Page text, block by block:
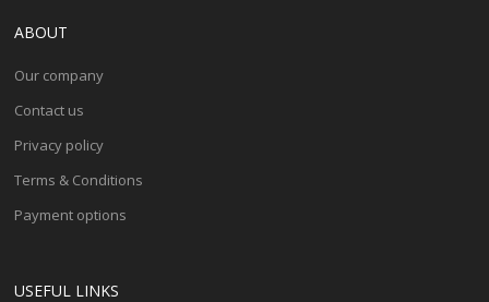
ABOUT
Our company
Contact us
Privacy policy
Terms & Conditions
Payment options
USEFUL LINKS